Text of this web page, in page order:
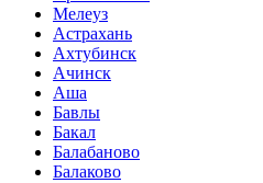
Мелеуз
Астрахань
Ахтубинск
Ачинск
Аша
Бавлы
Бакал
Балабаново
Балаково